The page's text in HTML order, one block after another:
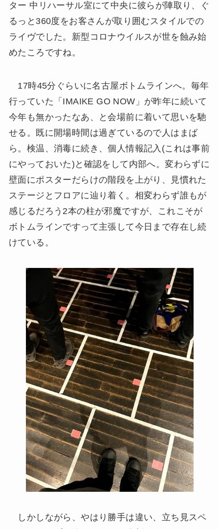
ター 中リハーサル室にて中央に彼らが陣取り、ぐ
るっと360度をお客さんが取り囲むスタイルでの
ライヴでした。新型コロナウイルスが世を蝕み始
めたころですね。
17時45分ぐらいに名古屋ボトムラインへ。毎年
行っていた「IMAIKE GO NOW」が昨年に続いて
今年も無かったなあ、と会場前に着いて思いを馳
せる。既に開場時間は過ぎているので人はまば
ら。検温、消毒に続き、個人情報記入(これは事前
にやっておいた)と確認をして内部へ。変わらずに
壁面にポスターだらけの階段を上がり、見慣れた
ステージとフロアに辿り着く。相変わらず誰もが
感じるだろう2本の柱が邪魔ですが、これこそが
ボトムラインですって主張して今日まで存在し続
けている。
しかしながら、やはり勝手は違い、立ち見スペ